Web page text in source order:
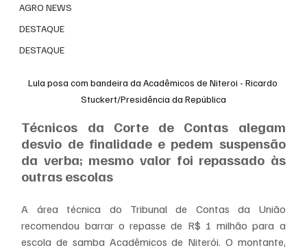
AGRO NEWS
DESTAQUE
DESTAQUE
Lula posa com bandeira da Acadêmicos de Niteroi - Ricardo
Stuckert/Presidência da República
Técnicos da Corte de Contas alegam
desvio de finalidade e pedem suspensão
da verba; mesmo valor foi repassado às
outras escolas
A área técnica do Tribunal de Contas da União
recomendou barrar o repasse de R$ 1 milhão para a
escola de samba Acadêmicos de Niterói. O montante,